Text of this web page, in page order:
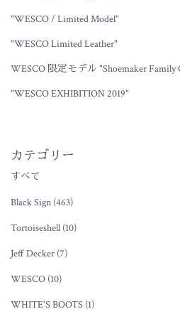
"WESCO / Limited Model"
"WESCO Limited Leather"
WESCO 限定モデル "Shoemaker Family
"WESCO EXHIBITION 2019"
カテゴリー
すべて
Black Sign (463)
Tortoiseshell (10)
Jeff Decker (7)
WESCO (10)
WHITE'S BOOTS (1)